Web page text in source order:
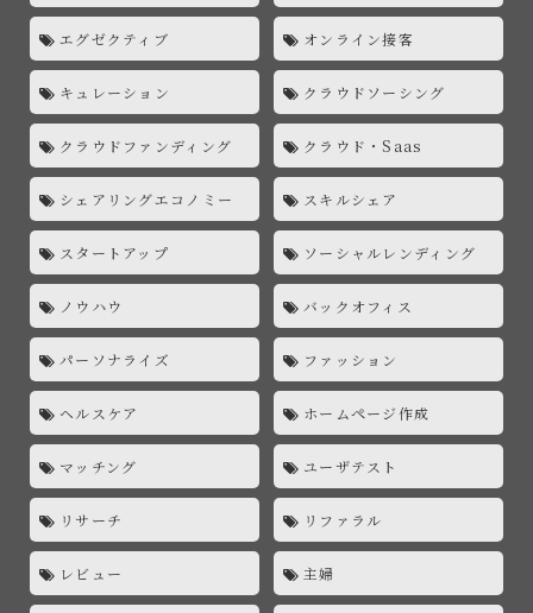
エグゼクティブ オンライン接客
キュレーション クラウドソーシング
クラウドファンディング クラウド・Saas
シェアリングエコノミー スキルシェア
スタートアップ ソーシャルレンディング
ノウハウ バックオフィス
パーソナライズ ファッション
ヘルスケア ホームページ作成
マッチング ユーザテスト
リサーチ リファラル
レビュー 主婦